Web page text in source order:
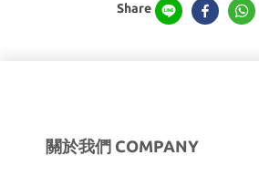
Share
關於我們 COMPANY